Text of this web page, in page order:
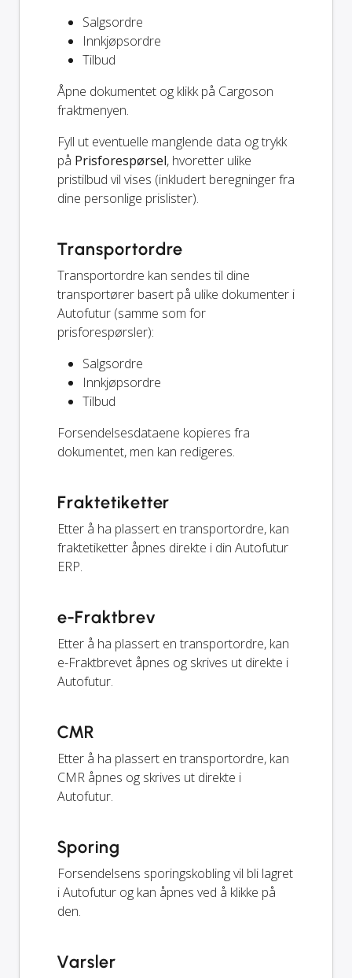
Salgsordre
Innkjøpsordre
Tilbud
Åpne dokumentet og klikk på Cargoson
fraktmenyen.
Fyll ut eventuelle manglende data og trykk
på Prisforespørsel, hvoretter ulike
pristilbud vil vises (inkludert beregninger fra
dine personlige prislister).
Transportordre
Transportordre kan sendes til dine
transportører basert på ulike dokumenter i
Autofutur (samme som for
prisforespørsler):
Salgsordre
Innkjøpsordre
Tilbud
Forsendelsesdataene kopieres fra
dokumentet, men kan redigeres.
Fraktetiketter
Etter å ha plassert en transportordre, kan
fraktetiketter åpnes direkte i din Autofutur
ERP.
e-Fraktbrev
Etter å ha plassert en transportordre, kan
e-Fraktbrevet åpnes og skrives ut direkte i
Autofutur.
CMR
Etter å ha plassert en transportordre, kan
CMR åpnes og skrives ut direkte i
Autofutur.
Sporing
Forsendelsens sporingskobling vil bli lagret
i Autofutur og kan åpnes ved å klikke på
den.
Varsler